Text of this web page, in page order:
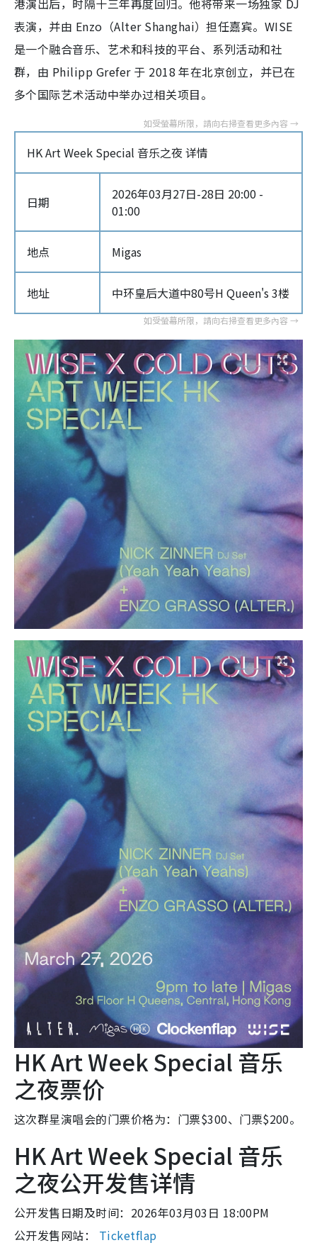
港演出后，时隔十三年再度回归。他将带来一场独家 DJ
表演，并由 Enzo（Alter Shanghai）担任嘉宾。WISE
是一个融合音乐、艺术和科技的平台、系列活动和社
群，由 Philipp Grefer 于 2018 年在北京创立，并已在
多个国际艺术活动中举办过相关项目。
HK Art Week Special 音乐之夜 详情
日期
2026年03月27日-28日 20:00 -
01:00
地点 Migas
地址 中环皇后大道中80号H Queen's 3楼
HK Art Week Special 音乐
之夜票价
这次群星演唱会的门票价格为：门票$300、门票$200。
HK Art Week Special 音乐
之夜公开发售详情
公开发售日期及时间：2026年03月03日 18:00PM
公开发售网站： Ticketflap